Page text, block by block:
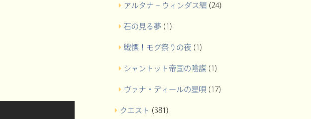
アルタナ – ウィンダス編 (24)
石の見る夢 (1)
戦慄！モグ祭りの夜(1)
シャントット帝国の陰謀(1)
ヴァナ・ディールの星唄 (17)
クエスト (381)